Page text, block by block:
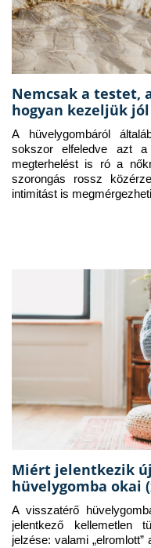
Nemcsak a testet,
hogyan kezeljük
A hüvelygombáról
sokszor elfeledve azt
megterhelést is ró a
szorongás rossz
intimitást is
Miért jelentkezik
hüvelygomba okai
A visszatérő
jelentkező kellemetlen
jelzése: valami